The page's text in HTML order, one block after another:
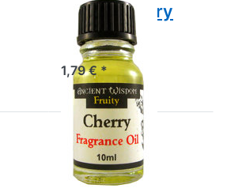
Duftöl Cherry
Duftöl Cherry
1,79 € *
Drücken
Sie
ENTER
für mehr
Optionen